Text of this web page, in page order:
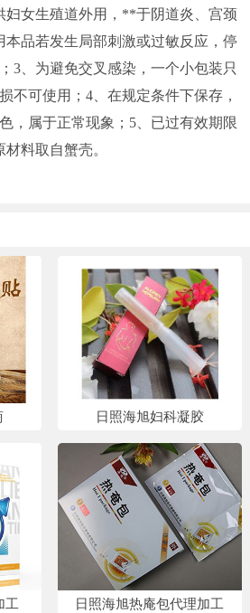
妇女生殖道外用，**于阴道炎、宫颈
本品若发生局部刺激或过敏反应，停
3、为避免交叉感染，一个小包装只
不可使用；4、在规定条件下保存，
，属于正常现象；5、已过有效期限
料取自蟹壳。
日照海旭妇科凝胶
工 日照海旭热庵包代理加工